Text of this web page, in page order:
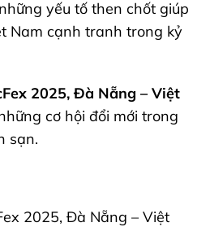
yếu tố then chốt giúp
Nam cạnh tranh trong kỷ
2025, Đà Nẵng – Việt
cơ hội đổi mới trong
sạn.
2025, Đà Nẵng – Việt